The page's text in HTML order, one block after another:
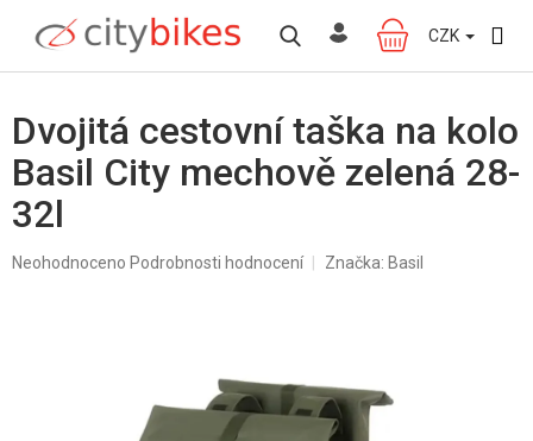
obsah
NÁKUPNÍ
KOŠÍK
CZK
Dvojitá cestovní taška na kolo
Basil City mechově zelená 28-
32l
Průměrné
Neohodnoceno Podrobnosti hodnocení Značka: Basil